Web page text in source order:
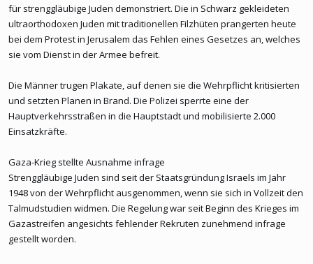
für strenggläubige Juden demonstriert. Die in Schwarz gekleideten
ultraorthodoxen Juden mit traditionellen Filzhüten prangerten heute
bei dem Protest in Jerusalem das Fehlen eines Gesetzes an, welches
sie vom Dienst in der Armee befreit.
Die Männer trugen Plakate, auf denen sie die Wehrpflicht kritisierten
und setzten Planen in Brand. Die Polizei sperrte eine der
Hauptverkehrsstraßen in die Hauptstadt und mobilisierte 2.000
Einsatzkräfte.
Gaza-Krieg stellte Ausnahme infrage
Strenggläubige Juden sind seit der Staatsgründung Israels im Jahr
1948 von der Wehrpflicht ausgenommen, wenn sie sich in Vollzeit den
Talmudstudien widmen. Die Regelung war seit Beginn des Krieges im
Gazastreifen angesichts fehlender Rekruten zunehmend infrage
gestellt worden.